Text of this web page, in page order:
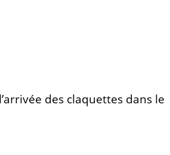
des claquettes dans le